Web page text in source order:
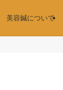
美容鍼について